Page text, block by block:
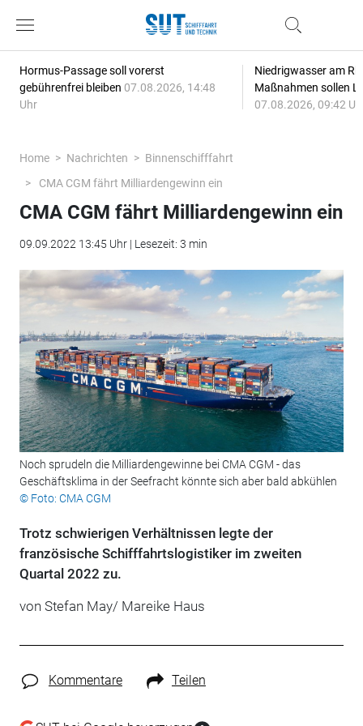
Hormus-Passage soll vorerst
gebührenfrei bleiben 07.08.2026, 14:48
Uhr
Niedrigwasser am
Maßnahmen sollen
07.08.2026, 09:42
Home Nachrichten
Binnenschifffahrt
CMA CGM fährt Milliardengewinn ein
CMA CGM fährt Milliardengewinn ein
09.09.2022 13:45 Uhr | Lesezeit: 3 min
Noch sprudeln die Milliardengewinne bei CMA CGM - das
Geschäftsklima in der Seefracht könnte sich aber bald abkühlen
© Foto: CMA CGM
Trotz schwierigen Verhältnissen legte der
französische Schifffahrtslogistiker im zweiten
Quartal 2022 zu.
von Stefan May/ Mareike Haus
Kommentare Teilen